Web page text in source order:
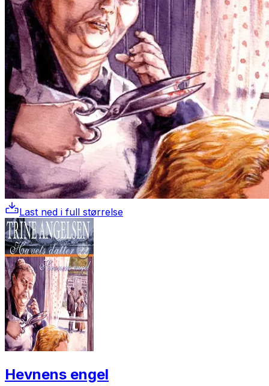
Last ned i full størrelse
Hevnens engel